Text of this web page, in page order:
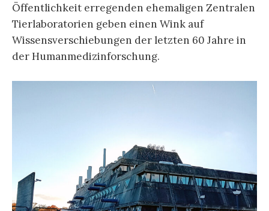
Öffentlichkeit erregenden ehemaligen Zentralen
Tierlaboratorien geben einen Wink auf
Wissensverschiebungen der letzten 60 Jahre in
der Humanmedizinforschung.